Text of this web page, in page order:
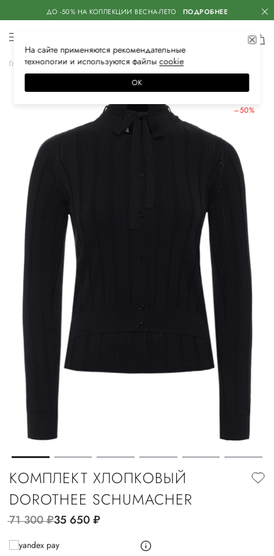
ДО -50% НА КОЛЛЕКЦИИ ВЕСНА-ЛЕТО ПОДРОБНЕЕ
Главная Женская Одежда Трикотаж Кардиганы
–50%
КОМПЛЕКТ ХЛОПКОВЫЙ
DOROTHEE SCHUMACHER
71 300руб.35 650руб.
На сайте применяются рекомендательные
технологии и используются файлысооkiе
ОК